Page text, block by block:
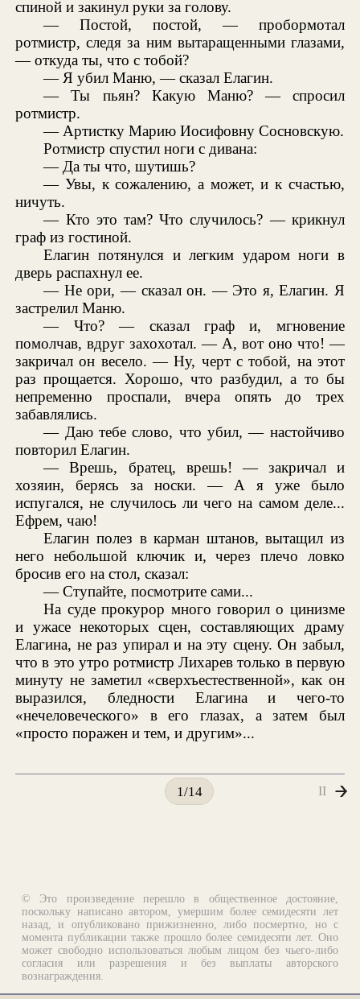
спиной и закинул руки за голову.
— Постой, постой, — пробормотал
ротмистр, следя за ним вытаращенными глазами,
— откуда ты, что с тобой?
— Я убил Маню, — сказал Елагин.
— Ты пьян? Какую Маню? — спросил
ротмистр.
— Артистку Марию Иосифовну Сосновскую.
Ротмистр спустил ноги с дивана:
— Да ты что, шутишь?
— Увы, к сожалению, а может, и к счастью,
ничуть.
— Кто это там? Что случилось? — крикнул
граф из гостиной.
Елагин потянулся и легким ударом ноги в
дверь распахнул ее.
— Не ори, — сказал он. — Это я, Елагин. Я
застрелил Маню.
— Что? — сказал граф и, мгновение
помолчав, вдруг захохотал. — А, вот оно что! —
закричал он весело. — Ну, черт с тобой, на этот
раз прощается. Хорошо, что разбудил, а то бы
непременно проспали, вчера опять до трех
забавлялись.
— Даю тебе слово, что убил, — настойчиво
повторил Елагин.
— Врешь, братец, врешь! — закричал и
хозяин, берясь за носки. — А я уже было
испугался, не случилось ли чего на самом деле...
Ефрем, чаю!
Елагин полез в карман штанов, вытащил из
него небольшой ключик и, через плечо ловко
бросив его на стол, сказал:
— Ступайте, посмотрите сами...
На суде прокурор много говорил о цинизме
и ужасе некоторых сцен, составляющих драму
Елагина, не раз упирал и на эту сцену. Он забыл,
что в это утро ротмистр Лихарев только в первую
минуту не заметил «сверхъестественной», как он
выразился, бледности Елагина и чего-то
«нечеловеческого» в его глазах, а затем был
«просто поражен и тем, и другим»...
1/14 II
© Это произведение перешло в общественное достояние,
поскольку написано автором, умершим более семидесяти лет
назад, и опубликовано прижизненно, либо посмертно, но с
момента публикации также прошло более семидесяти лет. Оно
может свободно использоваться любым лицом без чьего-либо
согласия или разрешения и без выплаты авторского
вознаграждения.